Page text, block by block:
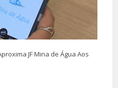
JF Mina de Água Aos